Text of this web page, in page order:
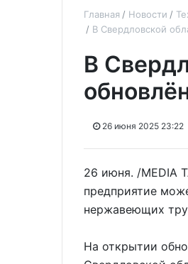
Главная Новости
В Свердловской
В
26 июня 2025 23:22
26 июня. /MEDIA
предприятие
нержавеющих
На открытии